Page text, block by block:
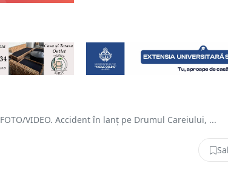
FOTO/VIDEO. Accident în lanț pe Drumul Careiului, ...